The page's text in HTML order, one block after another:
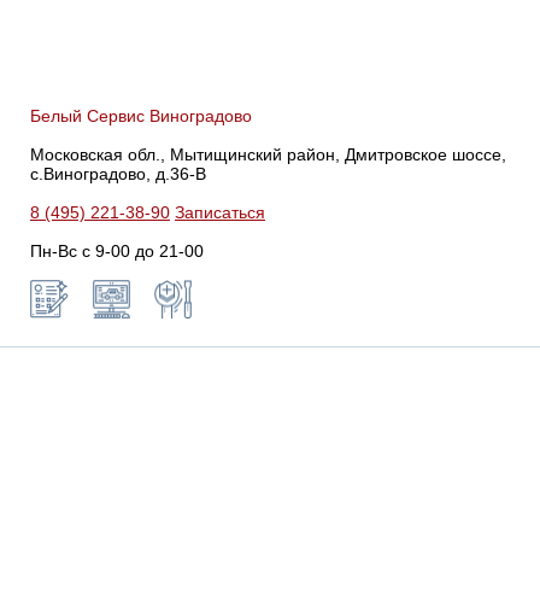
Белый Сервис Виноградово
Московская обл., Мытищинский район, Дмитровское шоссе,
с.Виноградово, д.36-В
8 (495) 221-38-90 Записаться
Пн-Вс с 9-00 до 21-00